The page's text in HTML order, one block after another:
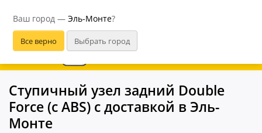
Ваш город — Эль-Монте?
В приложении удобнее
Ступичный узел задний Double
Force (с ABS) с доставкой в Эль-
Монте